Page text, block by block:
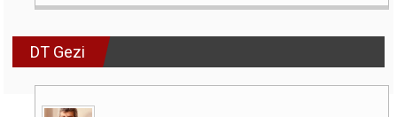
DT Gezi